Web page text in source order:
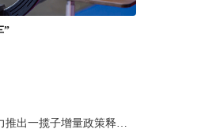
”
推出一揽子增量政策释放